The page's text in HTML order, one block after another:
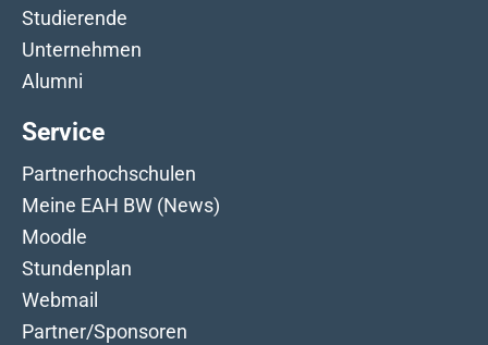
Studierende
Unternehmen
Alumni
Service
Partnerhochschulen
Meine EAH BW (News)
Moodle
Stundenplan
Webmail
Partner/Sponsoren